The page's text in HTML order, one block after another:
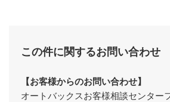
この件に関するお問い合わせ
【お客様からのお問い合わせ】
オートバックスお客様相談センター